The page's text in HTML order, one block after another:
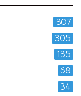
307
305
135
68
34